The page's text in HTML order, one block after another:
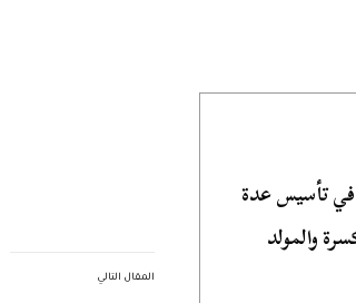
المقال التالي
روايات وشارك في تأسيس عدة
والمولد